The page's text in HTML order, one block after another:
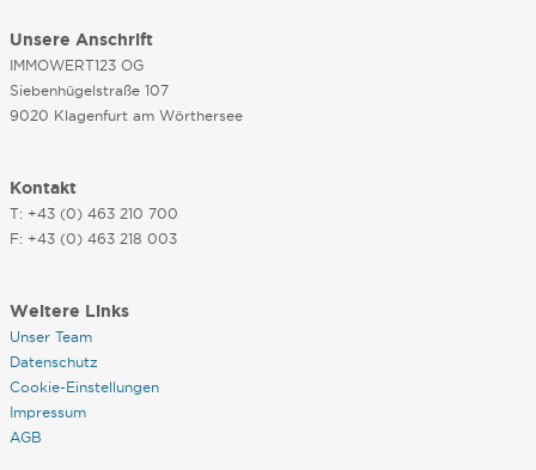
Unsere Anschrift
IMMOWERT123 OG
Siebenhügelstraße 107
9020 Klagenfurt am Wörthersee
Kontakt
T: +43 (0) 463 210 700
F: +43 (0) 463 218 003
Weitere Links
Unser Team
Datenschutz
Cookie-Einstellungen
Impressum
AGB